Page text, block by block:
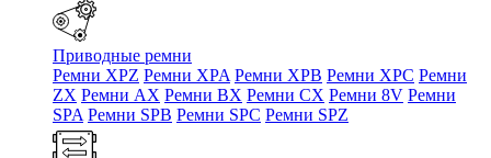
Приводные ремни
Ремни XPZ Ремни XPA Ремни XPB Ремни XPC Ремни
ZX Ремни AX Ремни BX Ремни CX Ремни 8V Ремни
SPA Ремни SPB Ремни SPC Ремни SPZ